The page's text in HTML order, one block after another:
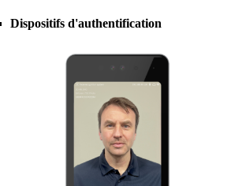
Dispositifs d'authentification